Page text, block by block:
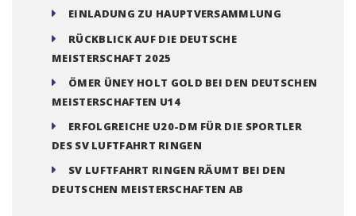
EINLADUNG ZU HAUPTVERSAMMLUNG
RÜCKBLICK AUF DIE DEUTSCHE
MEISTERSCHAFT 2025
ÖMER ÜNEY HOLT GOLD BEI DEN DEUTSCHEN
MEISTERSCHAFTEN U14
ERFOLGREICHE U20-DM FÜR DIE SPORTLER
DES SV LUFTFAHRT RINGEN
SV LUFTFAHRT RINGEN RÄUMT BEI DEN
DEUTSCHEN MEISTERSCHAFTEN AB